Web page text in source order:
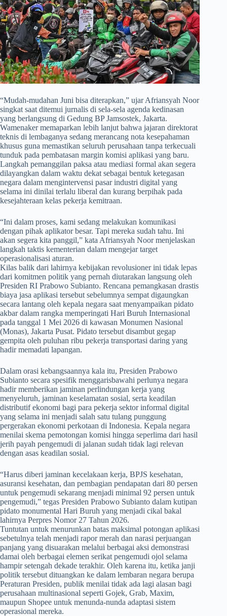
​“Mudah-mudahan Juni bisa diterapkan,” ujar Afriansyah Noor
singkat saat ditemui jurnalis di sela-sela agenda kedinasan
yang berlangsung di Gedung BP Jamsostek, Jakarta.
Wamenaker memaparkan lebih lanjut bahwa jajaran direktorat
teknis di lembaganya sedang merancang nota kesepahaman
khusus guna memastikan seluruh perusahaan tanpa terkecuali
tunduk pada pembatasan margin komisi aplikasi yang baru.
Langkah pemanggilan paksa atau mediasi formal akan segera
dilayangkan dalam waktu dekat sebagai bentuk ketegasan
negara dalam mengintervensi pasar industri digital yang
selama ini dinilai terlalu liberal dan kurang berpihak pada
kesejahteraan kelas pekerja kemitraan.
​“Ini dalam proses, kami sedang melakukan komunikasi
dengan pihak aplikator besar. Tapi mereka sudah tahu. Ini
akan segera kita panggil,” kata Afriansyah Noor menjelaskan
langkah taktis kementerian dalam mengejar target
operasionalisasi aturan.
Kilas balik dari lahirnya kebijakan revolusioner ini tidak lepas
dari komitmen politik yang pernah diutarakan langsung oleh
Presiden RI Prabowo Subianto. Rencana pemangkasan drastis
biaya jasa aplikasi tersebut sebelumnya sempat digaungkan
secara lantang oleh kepala negara saat menyampaikan pidato
akbar dalam rangka memperingati Hari Buruh Internasional
pada tanggal 1 Mei 2026 di kawasan Monumen Nasional
(Monas), Jakarta Pusat. Pidato tersebut disambut gegap
gempita oleh puluhan ribu pekerja transportasi daring yang
hadir memadati lapangan.
​Dalam orasi kebangsaannya kala itu, Presiden Prabowo
Subianto secara spesifik menggarisbawahi perlunya negara
hadir memberikan jaminan perlindungan kerja yang
menyeluruh, jaminan keselamatan sosial, serta keadilan
distributif ekonomi bagi para pekerja sektor informal digital
yang selama ini menjadi salah satu tulang punggung
pergerakan ekonomi perkotaan di Indonesia. Kepala negara
menilai skema pemotongan komisi hingga seperlima dari hasil
jerih payah pengemudi di jalanan sudah tidak lagi relevan
dengan asas keadilan sosial.
​“Harus diberi jaminan kecelakaan kerja, BPJS kesehatan,
asuransi kesehatan, dan pembagian pendapatan dari 80 persen
untuk pengemudi sekarang menjadi minimal 92 persen untuk
pengemudi,” tegas Presiden Prabowo Subianto dalam kutipan
pidato monumental Hari Buruh yang menjadi cikal bakal
lahirnya Perpres Nomor 27 Tahun 2026.
Tuntutan untuk menurunkan batas maksimal potongan aplikasi
sebetulnya telah menjadi rapor merah dan narasi perjuangan
panjang yang disuarakan melalui berbagai aksi demonstrasi
damai oleh berbagai elemen serikat pengemudi ojol selama
hampir setengah dekade terakhir. Oleh karena itu, ketika janji
politik tersebut dituangkan ke dalam lembaran negara berupa
Peraturan Presiden, publik menilai tidak ada lagi alasan bagi
perusahaan multinasional seperti Gojek, Grab, Maxim,
maupun Shopee untuk menunda-nunda adaptasi sistem
operasional mereka.